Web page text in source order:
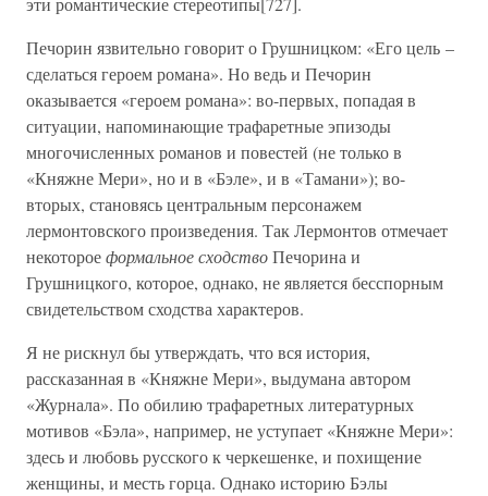
Печорин язвительно говорит о Грушницком: «Его цель –
сделаться героем романа». Но ведь и Печорин
оказывается «героем романа»: во-первых, попадая в
ситуации, напоминающие трафаретные эпизоды
многочисленных романов и повестей (не только в
«Княжне Мери», но и в «Бэле», и в «Тамани»); во-
вторых, становясь центральным персонажем
лермонтовского произведения. Так Лермонтов отмечает
некотороеформальное сходствоПечорина и
Грушницкого, которое, однако, не является бесспорным
свидетельством сходства характеров.
Я не рискнул бы утверждать, что вся история,
рассказанная в «Княжне Мери», выдумана автором
«Журнала». По обилию трафаретных литературных
мотивов «Бэла», например, не уступает «Княжне Мери»:
здесь и любовь русского к черкешенке, и похищение
женщины, и месть горца. Однако историю Бэлы